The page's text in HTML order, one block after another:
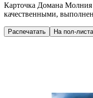
Карточка Домана Молния
качественными,
Распечатать На пол-листа